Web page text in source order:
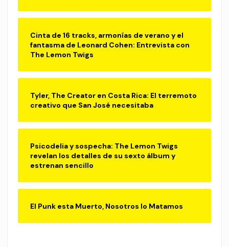
Cinta de 16 tracks, armonías de verano y el
fantasma de Leonard Cohen: Entrevista con
The Lemon Twigs
Tyler, The Creator en Costa Rica: El terremoto
creativo que San José necesitaba
Psicodelia y sospecha: The Lemon Twigs
revelan los detalles de su sexto álbum y
estrenan sencillo
El Punk esta Muerto, Nosotros lo Matamos